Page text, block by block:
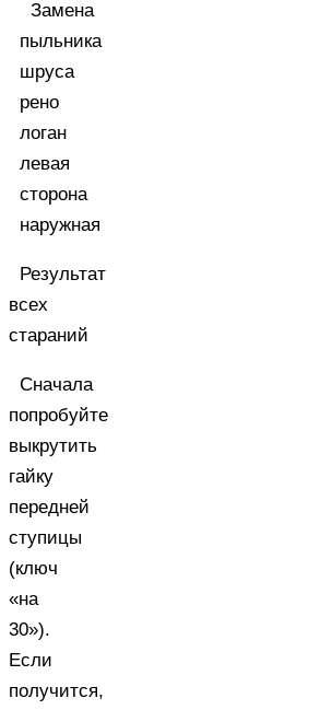
Результат
всех
стараний
Сначала
попробуйте
выкрутить
гайку
передней
ступицы
(ключ
«на
30»).
Если
получится,